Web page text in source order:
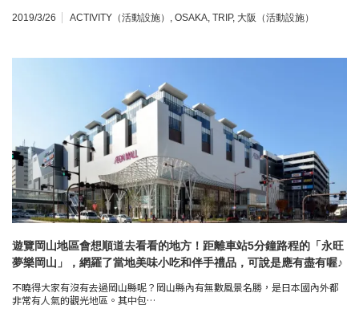
2019/3/26 ACTIVITY（活動設施） , OSAKA, TRIP, 大阪（活動設施）
遊覽岡山地區會想順道去看看的地方！距離車站5分鐘路程的「永旺
夢樂岡山」，網羅了當地美味小吃和伴手禮品，可說是應有盡有喔♪
不曉得大家有沒有去過岡山縣呢？岡山縣內有無數風景名勝，是日本國內外都
非常有人氣的觀光地區。其中包…